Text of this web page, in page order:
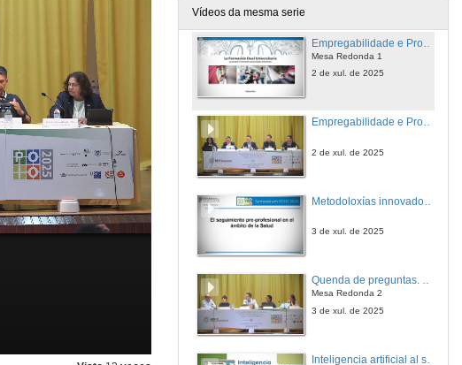
Vídeos da mesma serie
Mesa Redonda 1
2 de xul. de 2025
Empregabilidade e Programas duais. Universidade e Empregabilidade
2 de xul. de 2025
3 de xul. de 2025
Quenda de preguntas. Metodoloxías innovadoras para o seguimento e tutorización
Mesa Redonda 2
3 de xul. de 2025